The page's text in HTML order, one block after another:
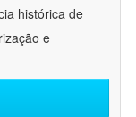
histórica de
e